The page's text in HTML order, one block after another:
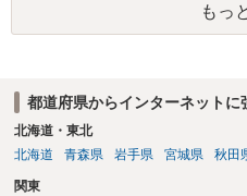
もっ
都道府県からインターネットに
北海道・東北
北海道
青森県 岩手県 宮城県 秋田
関東